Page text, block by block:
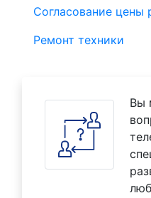
Согласование цены
Ремонт техники
Вы